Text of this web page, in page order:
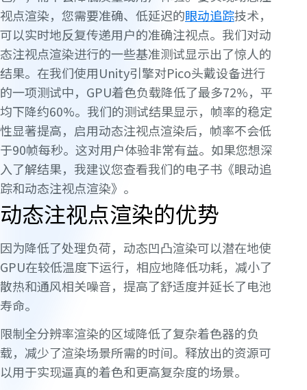
视点渲染，您需要准确、低延迟的眼动追踪技术，
可以实时地反复传递用户的准确注视点。我们对动
态注视点渲染进行的一些基准测试显示出了惊人的
结果。在我们使用Unity引擎对Pico头戴设备进行
的一项测试中，GPU着色负载降低了最多72%，平
均下降约60%。我们的测试结果显示，帧率的稳定
性显著提高，启用动态注视点渲染后，帧率不会低
于90帧每秒。这对用户体验非常有益。如果您想深
入了解结果，我建议您查看我们的电子书《眼动追
踪和动态注视点渲染》。
动态注视点渲染的优势
因为降低了处理负荷，动态凹凸渲染可以潜在地使
GPU在较低温度下运行，相应地降低功耗，减小了
散热和通风相关噪音，提高了舒适度并延长了电池
寿命。
限制全分辨率渲染的区域降低了复杂着色器的负
载，减少了渲染场景所需的时间。释放出的资源可
以用于实现逼真的着色和更高复杂度的场景。